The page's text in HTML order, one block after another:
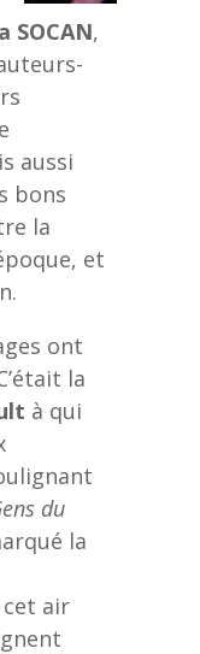
SOCAN,
aussi
bons
la
et
ont
la
à qui
du
la
cet air